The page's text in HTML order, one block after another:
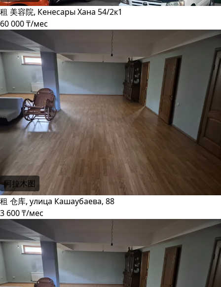
租 美容院, Кенесары Хана 54/2к1
60 000 ₸/мес
阿拉木图
租 仓库, улица Кашаубаева, 88
3 600 ₸/мес